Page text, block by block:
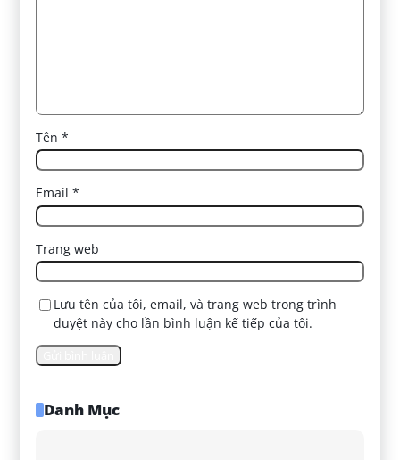
Tên*
Email*
Trang web
Lưu tên của tôi, email, và trang web trong trình
duyệt này cho lần bình luận kế tiếp của tôi.
Danh Mục